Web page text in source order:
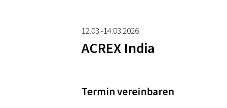
12.03.-14.03.2026
ACREX India
Termin vereinbaren